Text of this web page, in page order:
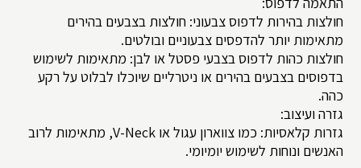
חולצות בהירות לדפוס צבעוני: חולצות בצבעים בהירים
מתאימות יותר להדפסים צבעוניים ובולטים.
חולצות כהות לדפוס בצבעי פסטל או לבן: מתאימות לשימוש
בדפוסים בצבעים בהירים או ניטרליים שיוכלו לבלוט על רקע
כהה.
גזרה ועיצוב:
גזרות קלאסיות: כמו צווארון עגול או V-Neck, מתאימות לרוב
האנשים ונוחות לשימוש יומיומי.